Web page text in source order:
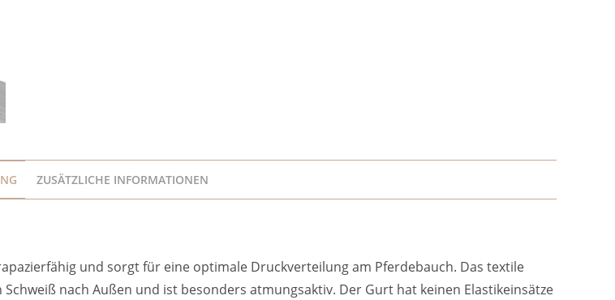
ZUSÄTZLICHE INFORMATIONEN
und sorgt für eine optimale Druckverteilung am Pferdebauch. Das textile
nach Außen und ist besonders atmungsaktiv. Der Gurt hat keinen Elastikeinsätze